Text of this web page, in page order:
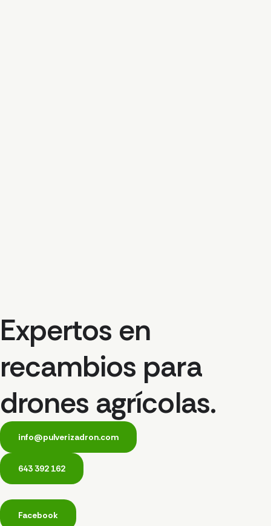
Expertos en
recambios para
drones agrícolas.
info@pulverizadron.com
643 392 162
Facebook